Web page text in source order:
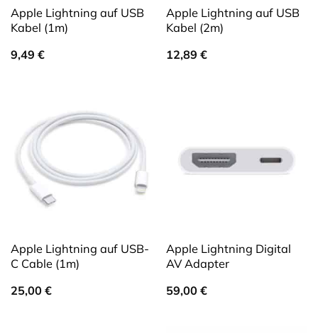
Apple Lightning auf USB
Kabel (1m)
9,49 €
Apple Lightning auf USB
Kabel (2m)
12,89 €
Apple Lightning auf USB-
C Cable (1m)
25,00 €
Apple Lightning Digital
AV Adapter
59,00 €